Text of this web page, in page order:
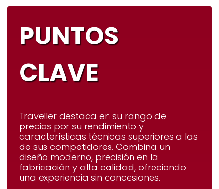
PUNTOS
CLAVE
Traveller destaca en su rango de
precios por su rendimiento y
características técnicas superiores a las
de sus competidores. Combina un
diseño moderno, precisión en la
fabricación y alta calidad, ofreciendo
una experiencia sin concesiones.